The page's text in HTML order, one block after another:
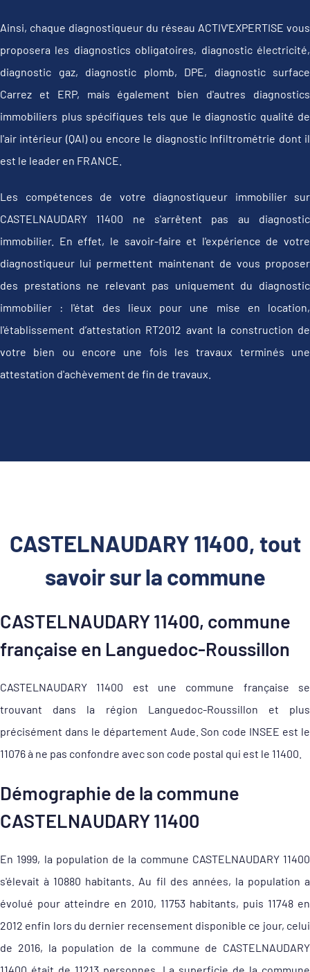
Ainsi, chaque diagnostiqueur du réseau ACTIV'EXPERTISE vous
proposera les diagnostics obligatoires, diagnostic électricité,
diagnostic gaz, diagnostic plomb, DPE, diagnostic surface
Carrez et ERP, mais également bien d'autres diagnostics
immobiliers plus spécifiques tels que le diagnostic qualité de
l'air intérieur (QAI) ou encore le diagnostic Infiltrométrie dont il
est le leader en FRANCE.
Les compétences de votre diagnostiqueur immobilier sur
CASTELNAUDARY 11400 ne s'arrêtent pas au diagnostic
immobilier. En effet, le savoir-faire et l'expérience de votre
diagnostiqueur lui permettent maintenant de vous proposer
des prestations ne relevant pas uniquement du diagnostic
immobilier : l'état des lieux pour une mise en location,
l'établissement d’attestation RT2012 avant la construction de
votre bien ou encore une fois les travaux terminés une
attestation d'achèvement de fin de travaux.
CASTELNAUDARY 11400, tout
savoir sur la commune
CASTELNAUDARY 11400, commune
française en Languedoc-Roussillon
CASTELNAUDARY 11400 est une commune française se
trouvant dans la région Languedoc-Roussillon et plus
précisément dans le département Aude. Son code INSEE est le
11076 à ne pas confondre avec son code postal qui est le 11400.
Démographie de la commune
CASTELNAUDARY 11400
En 1999, la population de la commune CASTELNAUDARY 11400
s'élevait à 10880 habitants. Au fil des années, la population a
évolué pour atteindre en 2010, 11753 habitants, puis 11748 en
2012 enfin lors du dernier recensement disponible ce jour, celui
de 2016, la population de la commune de CASTELNAUDARY